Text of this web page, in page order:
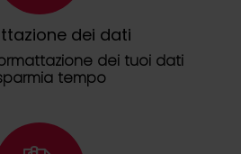
dei dati
dei tuoi dati
tempo